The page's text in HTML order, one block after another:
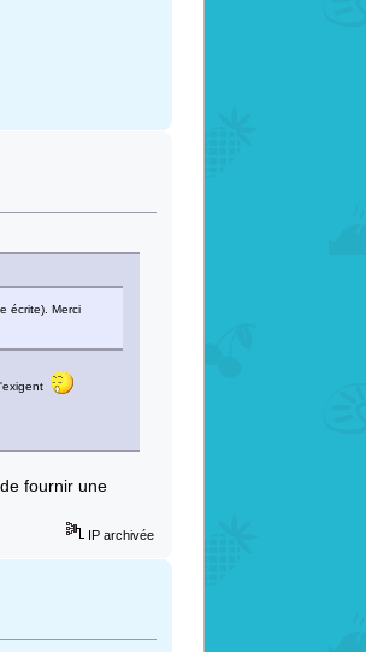
écrite). Merci
l'exigent
fournir une
IP archivée